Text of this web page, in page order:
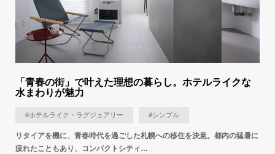
「青春の街」で叶えた理想の暮らし。ホテルライクな
水まわりが魅力
#ホテルライク・ラグジュアリー #シンプル
リタイアを機に、青春時代を過ごした札幌への移住を決意。都内の猛暑に
疲れたこともあり、コンパクトシティ…